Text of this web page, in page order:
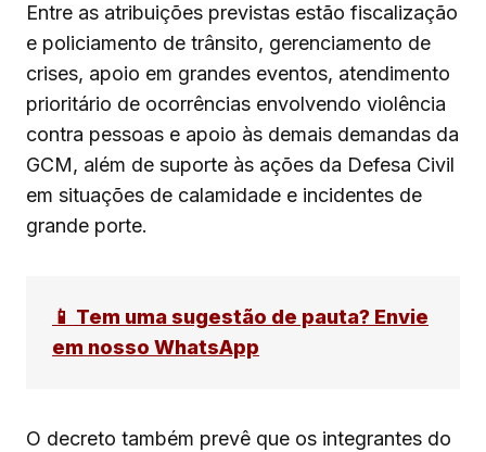
Entre as atribuições previstas estão fiscalização
e policiamento de trânsito, gerenciamento de
crises, apoio em grandes eventos, atendimento
prioritário de ocorrências envolvendo violência
contra pessoas e apoio às demais demandas da
GCM, além de suporte às ações da Defesa Civil
em situações de calamidade e incidentes de
grande porte.
📱 Tem uma sugestão de pauta? Envie
em nosso WhatsApp
O decreto também prevê que os integrantes do